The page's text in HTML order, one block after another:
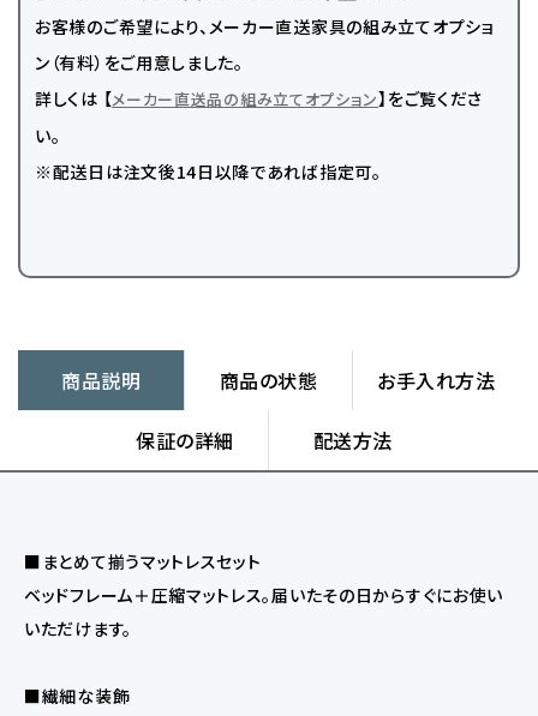
お客様のご希望により、メーカー直送家具の組み立てオプショ
ン（有料）をご用意しました。
詳しくは 【メーカー直送品の組み立てオプション】をご覧くださ
い。
※配送日は注文後14日以降であれば指定可。
商品説明 商品の状態 お手入れ方法
保証の詳細 配送方法
■まとめて揃うマットレスセット
ベッドフレーム＋圧縮マットレス。届いたその日からすぐにお使い
いただけます。
■繊細な装飾